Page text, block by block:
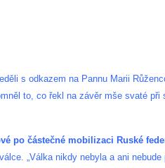
s odkazem na Pannu Marii
to, co řekl na závěr mše svaté
po částečné mobilizaci Ruské
„Válka nikdy nebyla a ani